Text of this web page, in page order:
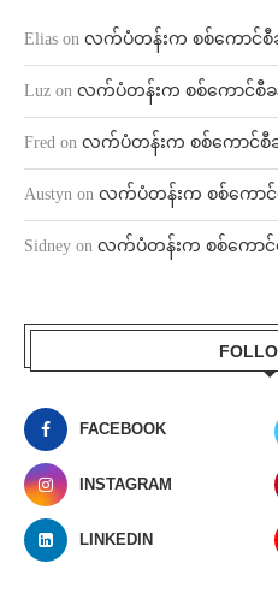
Elias on လက်ပံတန်းက စစ်ကောင်စီ
Luz on လက်ပံတန်းက စစ်ကောင်စီခ
Fred on လက်ပံတန်းက စစ်ကောင်စီခ
Austyn on လက်ပံတန်းက စစ်ကောင်
Sidney on လက်ပံတန်းက စစ်ကောင်
FACEBOOK
INSTAGRAM
LINKEDIN